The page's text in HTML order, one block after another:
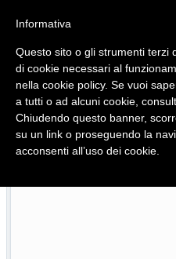
Quotidiano d'informazione
Informativa
Questo sito o gli strumenti terzi
di cookie necessari al
nella cookie policy. Se vuoi
a tutti o ad alcuni cookie,
Chiudendo questo banner,
su un link o proseguendo la
acconsenti all’uso dei cookie.